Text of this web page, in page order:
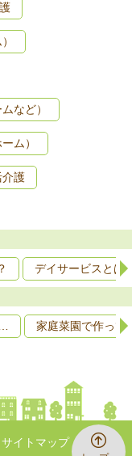
など）
ム）
介護
デイサービスとは
家庭菜園で作っ
サイトマップ